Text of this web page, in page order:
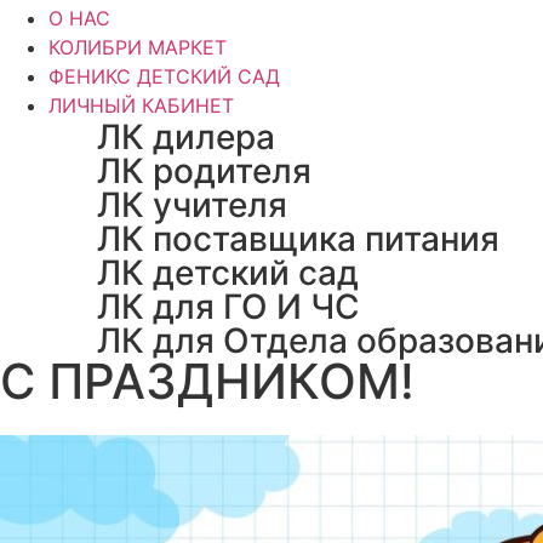
О НАС
КОЛИБРИ МАРКЕТ
ФЕНИКС ДЕТСКИЙ САД
ЛИЧНЫЙ КАБИНЕТ
ЛК дилера
ЛК родителя
ЛК учителя
ЛК поставщика питания
ЛК детский сад
ЛК для ГО И ЧС
ЛК для Отдела
С ПРАЗДНИКОМ!